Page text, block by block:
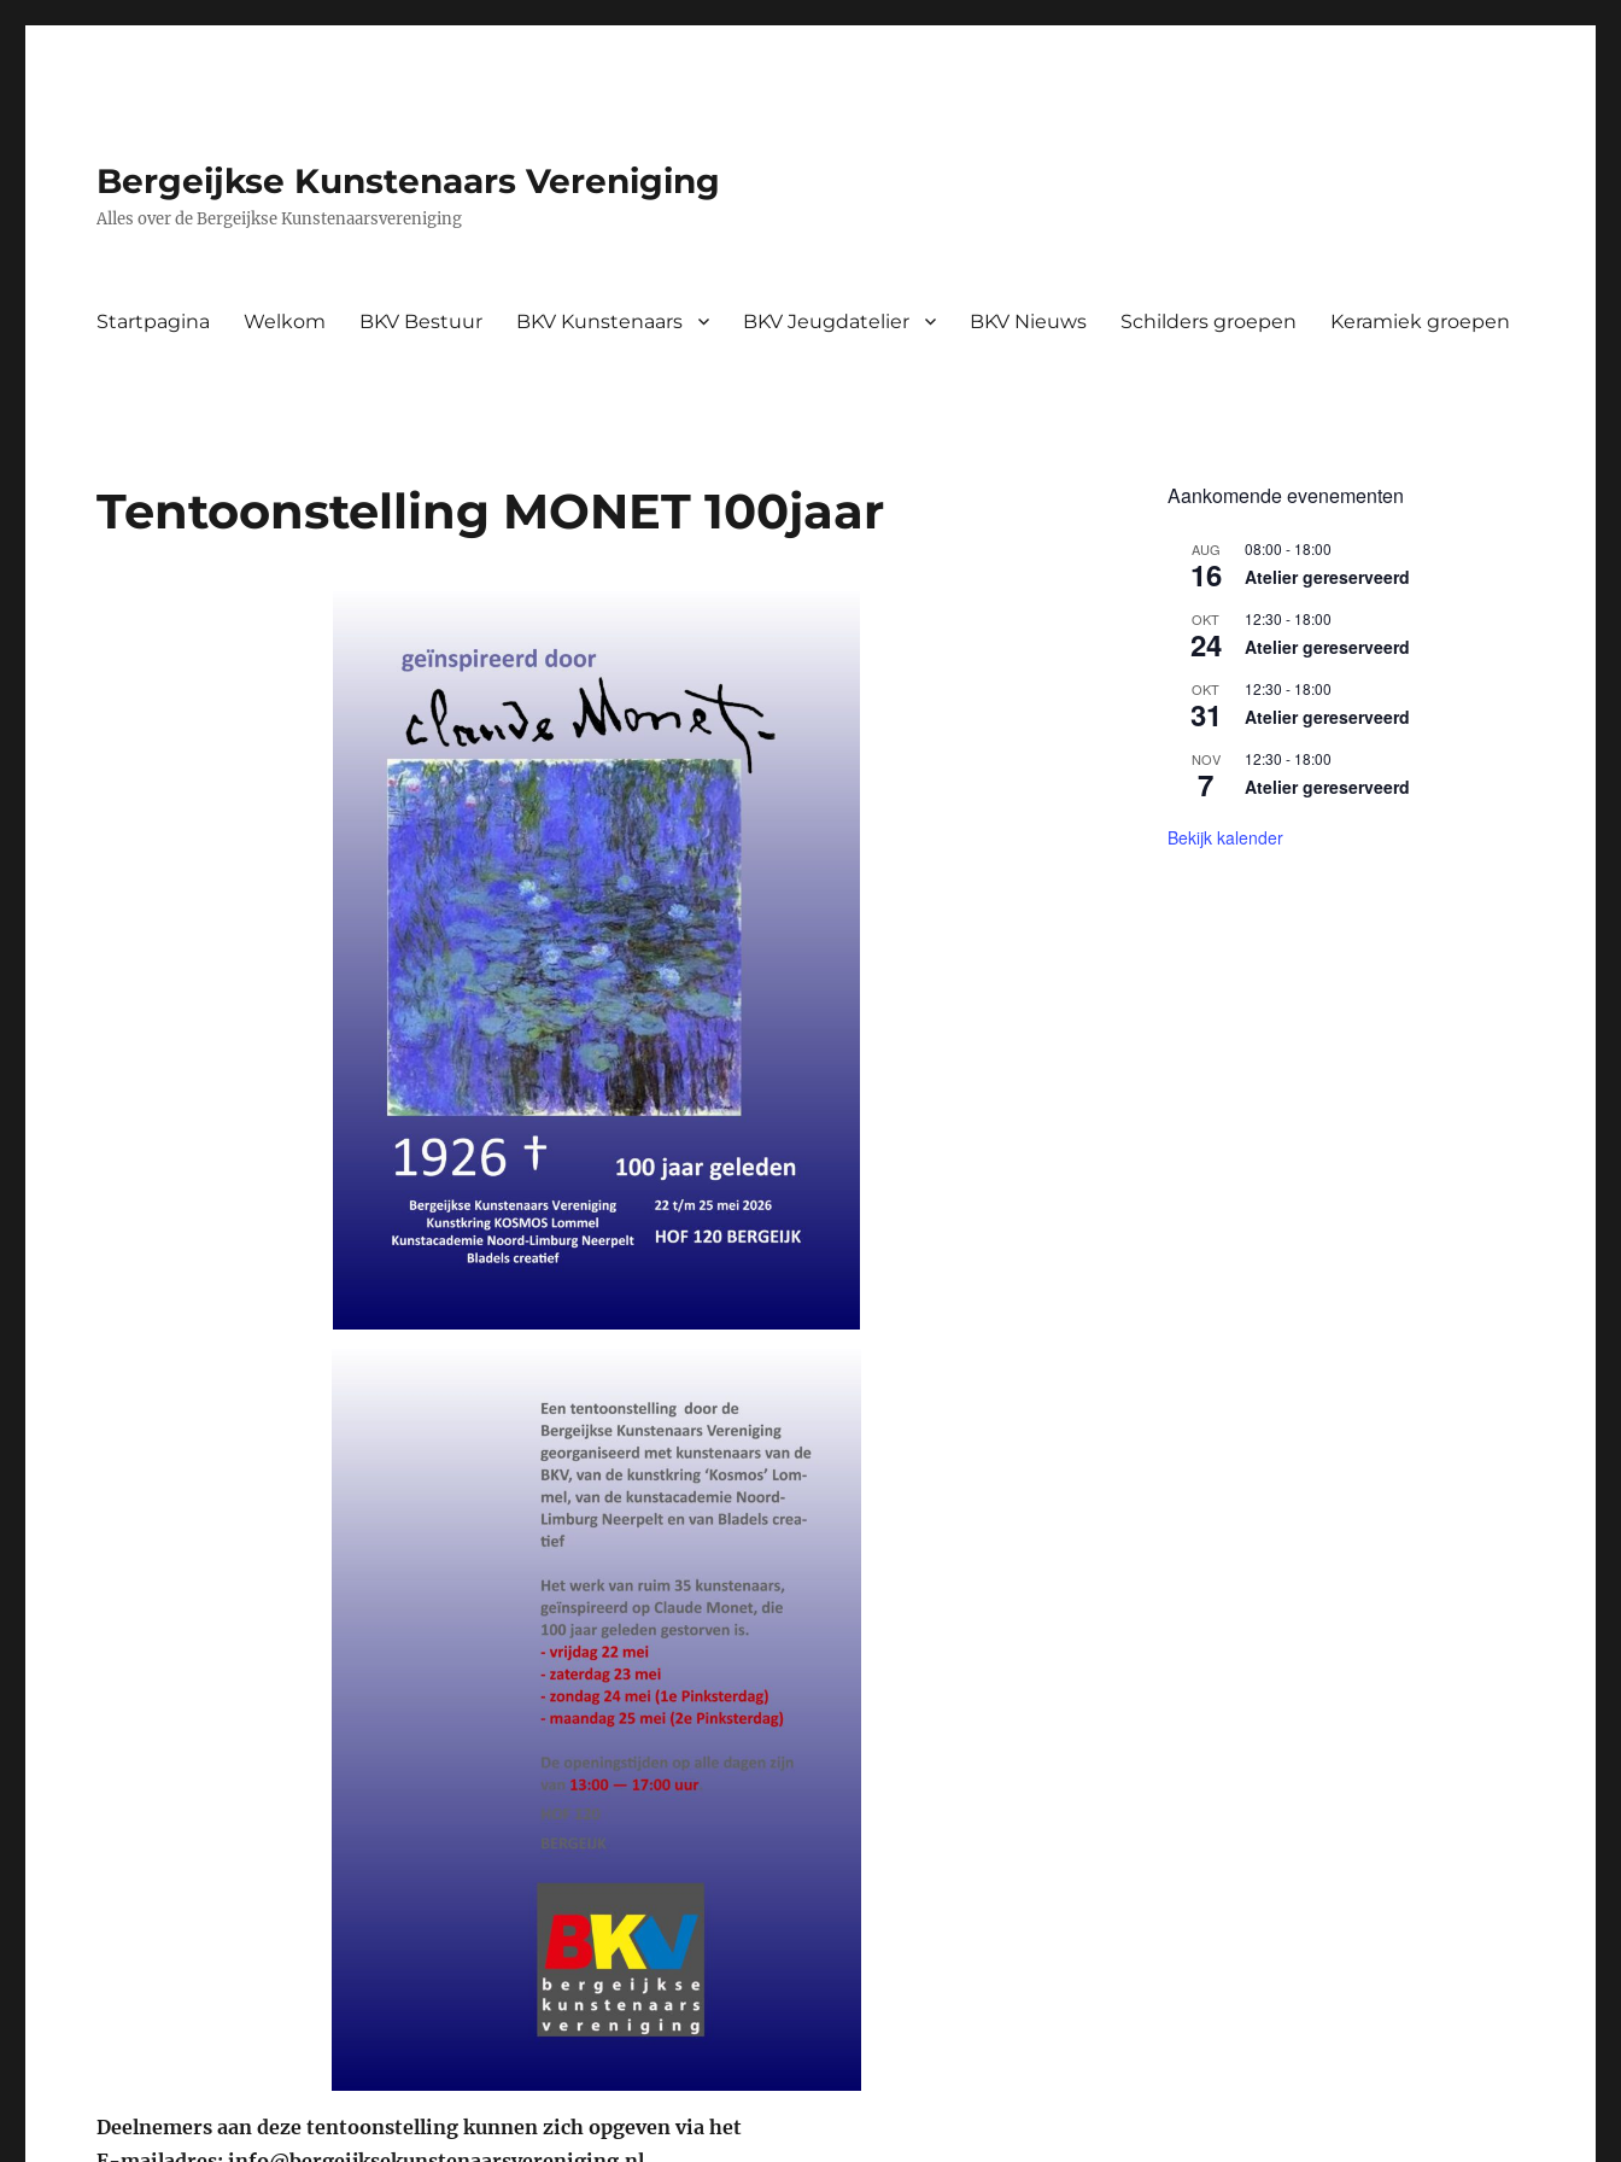
Bergeijkse Kunstenaars Vereniging
Alles over de Bergeijkse Kunstenaarsvereniging
Startpagina Welkom BKV Bestuur BKV Kunstenaars BKV Jeugdatelier BKV Nieuws Schilders groepen Keramiek groepen
Tentoonstelling MONET 100jaar
Deelnemers aan deze tentoonstelling kunnen zich opgeven via het
Aankomende evenementen
AUG
16
08:00 - 18:00
Atelier gereserveerd
OKT
24
12:30 - 18:00
Atelier gereserveerd
OKT
31
12:30 - 18:00
Atelier gereserveerd
NOV
7
12:30 - 18:00
Atelier gereserveerd
Bekijk kalender